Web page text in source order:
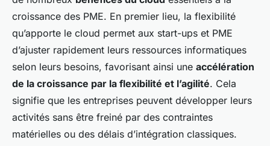
Alexandre 22 avril 2025
croissance des PME. En premier lieu, la flexibilité
qu’apporte le cloud permet aux start-ups et PME
d’ajuster rapidement leurs ressources informatiques
selon leurs besoins, favorisant ainsi une accélération
de la croissance par la flexibilité et l’agilité. Cela
signifie que les entreprises peuvent développer leurs
activités sans être freiné par des contraintes
matérielles ou des délais d’intégration classiques.